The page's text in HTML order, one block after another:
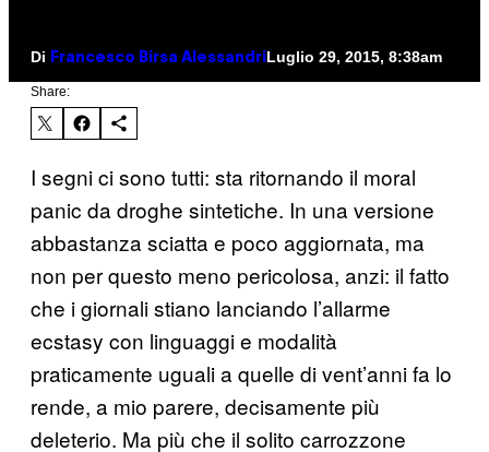
Di Francesco Birsa AlessandriLuglio 29, 2015, 8:38am
Share:
I segni ci sono tutti: sta ritornando il moral
panic da droghe sintetiche. In una versione
abbastanza sciatta e poco aggiornata, ma
non per questo meno pericolosa, anzi: il fatto
che i giornali stiano lanciando l’allarme
ecstasy con linguaggi e modalità
praticamente uguali a quelle di vent’anni fa lo
rende, a mio parere, decisamente più
deleterio. Ma più che il solito carrozzone